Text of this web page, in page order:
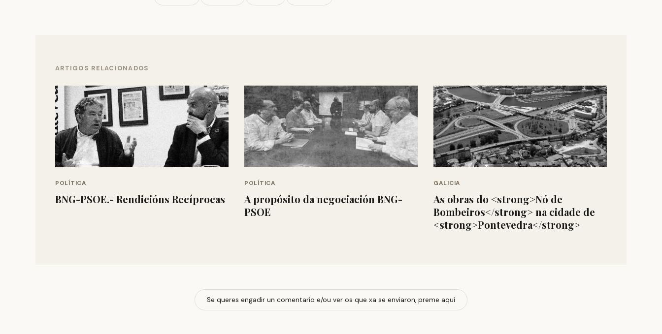
ARTIGOS RELACIONADOS
POLÍTICA
BNG-PSOE.- Rendicións Recíprocas
POLÍTICA
A propósito da negociación BNG-
PSOE
GALICIA
As obras do <strong>Nó de
Bombeiros</strong> na cidade de
<strong>Pontevedra</strong>
Se queres engadir un comentario e/ou ver os que xa se enviaron, preme aquí